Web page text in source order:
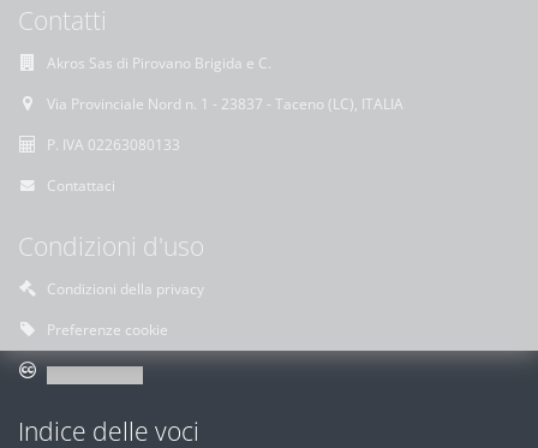
Contatti
Akros Sas di Pirovano Brigida e C.
Via Provinciale Nord n. 1 - 23837 - Taceno (LC), ITALIA
P. IVA 02263080133
Contattaci
Condizioni d'uso
Condizioni della privacy
Preferenze cookie
Indice delle voci